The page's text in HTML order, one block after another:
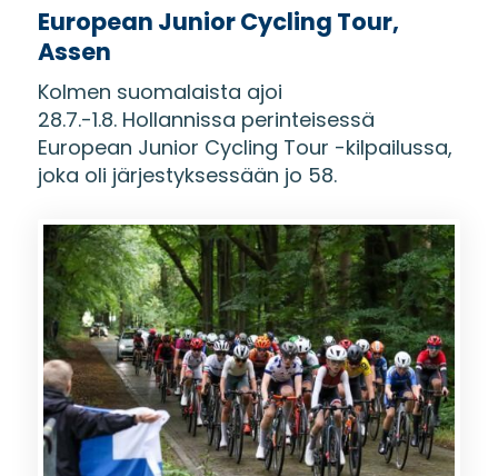
European Junior Cycling Tour,
Assen
Kolmen suomalaista ajoi
28.7.-1.8. Hollannissa perinteisessä
European Junior Cycling Tour -kilpailussa,
joka oli järjestyksessään jo 58.